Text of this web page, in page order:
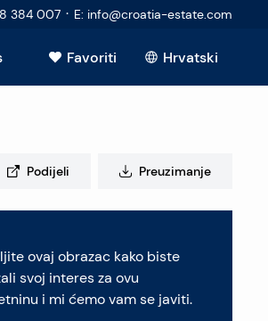
384 007 · E: info@croatia-estate.com
Favoriti Hrvatski
Vidi sve
Podijeli Preuzimanje
ovaj obrazac kako biste
svoj interes za ovu
i mi ćemo vam se javiti.